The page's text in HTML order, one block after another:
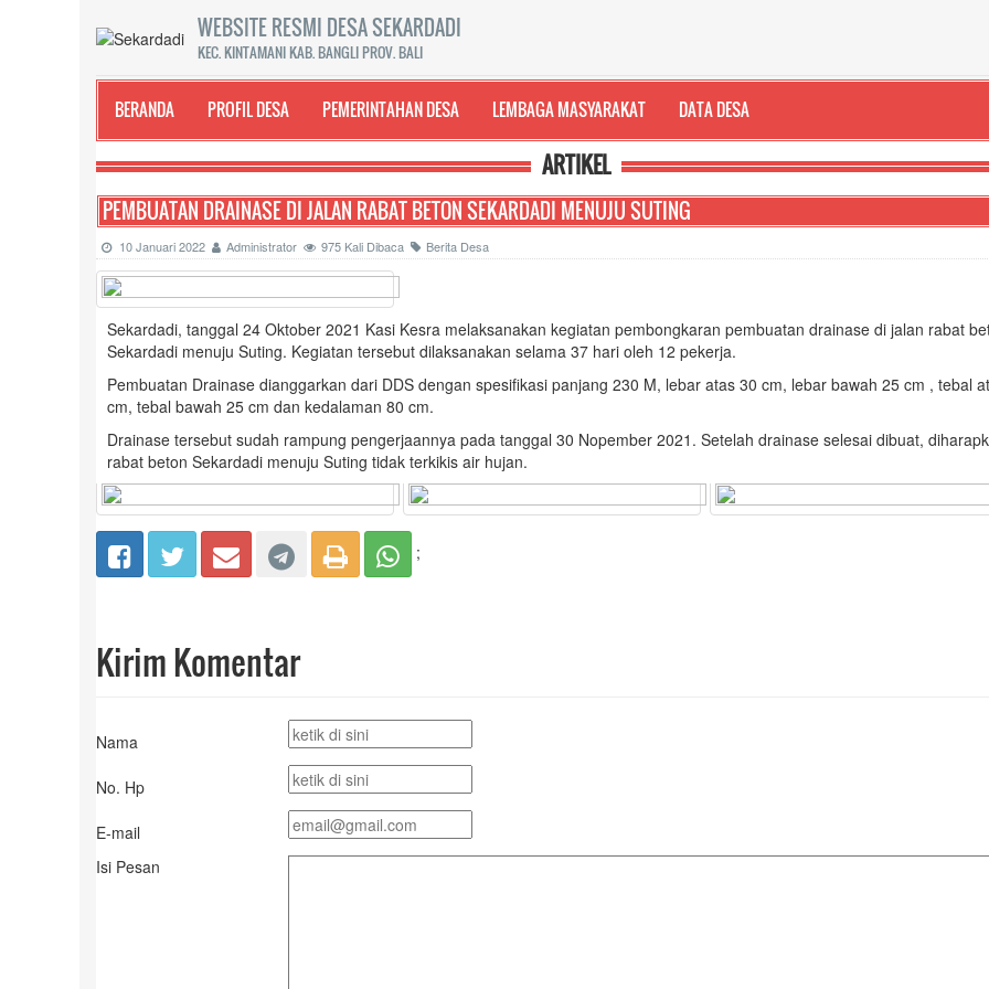
WEBSITE RESMI DESA SEKARDADI
KEC. KINTAMANI KAB. BANGLI PROV. BALI
BERANDA PROFIL DESA PEMERINTAHAN DESA LEMBAGA MASYARAKAT DATA DESA
ARTIKEL
PEMBUATAN DRAINASE DI JALAN RABAT BETON SEKARDADI MENUJU SUTING
10 Januari 2022 Administrator 975 Kali Dibaca Berita Desa
Sekardadi, tanggal 24 Oktober 2021 Kasi Kesra melaksanakan kegiatan pembongkaran pembuatan drainase di jalan rabat
Sekardadi menuju Suting. Kegiatan tersebut dilaksanakan selama 37 hari oleh 12 pekerja.
Pembuatan Drainase dianggarkan dari DDS dengan spesifikasi panjang 230 M, lebar atas 30 cm, lebar bawah 25 cm , tebal
cm, tebal bawah 25 cm dan kedalaman 80 cm.
Drainase tersebut sudah rampung pengerjaannya pada tanggal 30 Nopember 2021. Setelah drainase selesai dibuat,
rabat beton Sekardadi menuju Suting tidak terkikis air hujan.
;
Kirim Komentar
Nama
No. Hp
E-mail
Isi Pesan